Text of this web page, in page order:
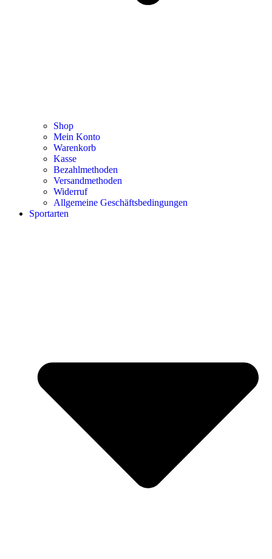
Shop
Mein Konto
Warenkorb
Kasse
Bezahlmethoden
Versandmethoden
Widerruf
Allgemeine Geschäftsbedingungen
Sportarten